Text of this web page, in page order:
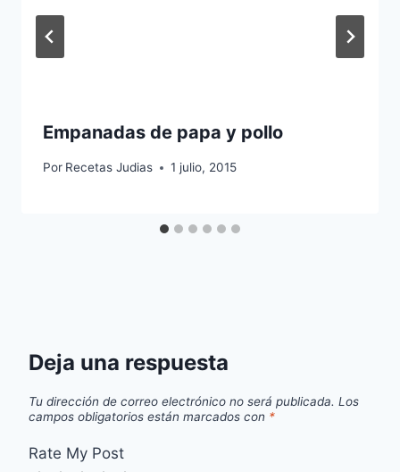
Empanadas de papa y pollo
Por Recetas Judias 1 julio, 2015
Deja una respuesta
Tu dirección de correo electrónico no será publicada. Los
campos obligatorios están marcados con *
Rate My Post